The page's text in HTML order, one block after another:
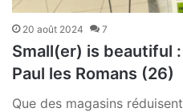
20 août 2024 7
Small(er) is beautiful
Paul les Romans (26)
Que des magasins